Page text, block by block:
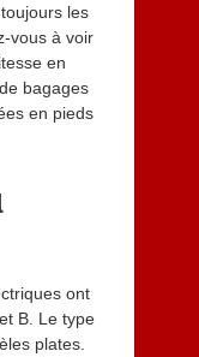
les
vous à voir
en
bagages
en pieds
ont
B. Le type
plates.